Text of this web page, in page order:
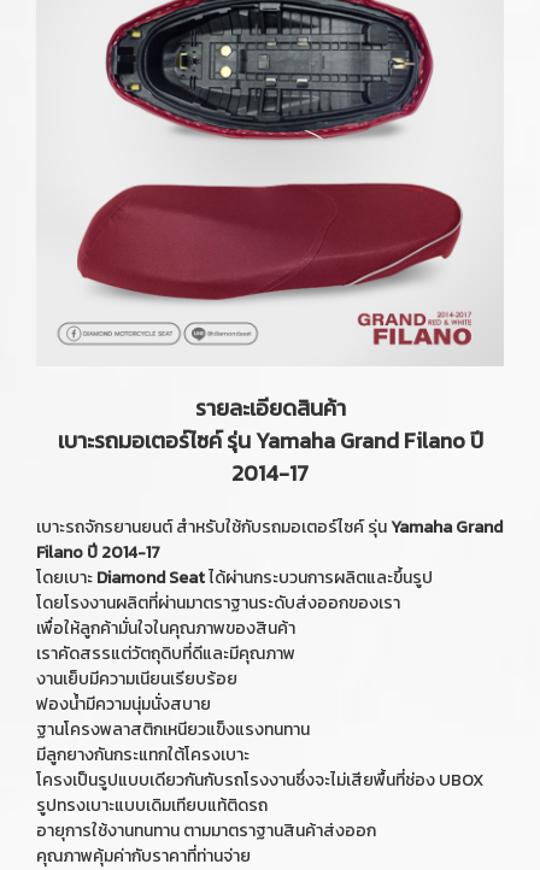
รายละเอียดสินค้า
เบาะรถมอเตอร์ไซค์ รุ่น Yamaha Grand Filano ปี
2014-17
เบาะรถจักรยานยนต์ สำหรับใช้กับรถมอเตอร์ไซค์ รุ่นYamaha Grand
Filano ปี 2014-17
โดยเบาะDiamond Seatได้ผ่านกระบวนการผลิตและขึ้นรูป
โดยโรงงานผลิตที่ผ่านมาตราฐานระดับส่งออกของเรา
เพื่อให้ลูกค้ามั่นใจในคุณภาพของสินค้า
เราคัดสรรแต่วัตถุดิบที่ดีและมีคุณภาพ
งานเย็บมีความเนียนเรียบร้อย
ฟองน้ำมีความนุ่มนั่งสบาย
ฐานโครงพลาสติกเหนียวแข็งแรงทนทาน
มีลูกยางกันกระแทกใต้โครงเบาะ
โครงเป็นรูปแบบเดียวกันกับรถโรงงานซึ่งจะไม่เสียพื้นที่ช่อง UBOX
รูปทรงเบาะแบบเดิมเทียบแท้ติดรถ
อายุการใช้งานทนทาน ตามมาตราฐานสินค้าส่งออก
คุณภาพคุ้มค่ากับราคาที่ท่านจ่าย